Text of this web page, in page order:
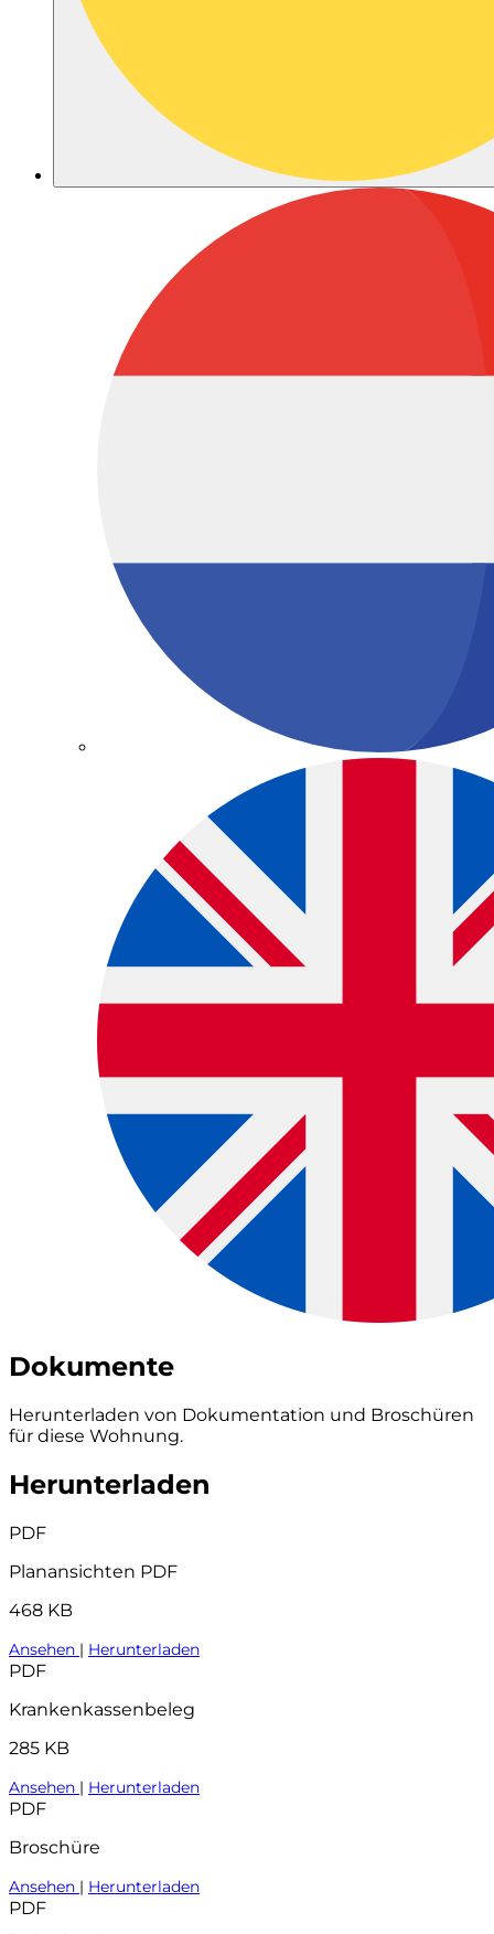
Dokumente
Herunterladen von Dokumentation und Broschüren
für diese Wohnung.
Herunterladen
PDF
Planansichten PDF
468 KB
Ansehen | Herunterladen
PDF
Krankenkassenbeleg
285 KB
Ansehen | Herunterladen
PDF
Broschüre
Ansehen | Herunterladen
PDF